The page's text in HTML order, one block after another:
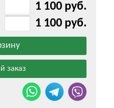
1 100 руб.
1 100 руб.